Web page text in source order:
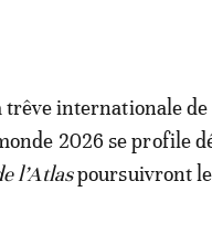
trêve internationale de
2026 se profile
l’Atlaspoursuivront